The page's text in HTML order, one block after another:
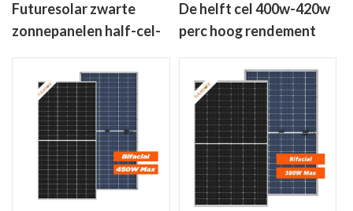
Futuresolar zwarte
zonnepanelen half-cel-
kristallijn zonnepaneel
De helft cel 400w-420w
perc hoog rendement
anti-dumping heffingen